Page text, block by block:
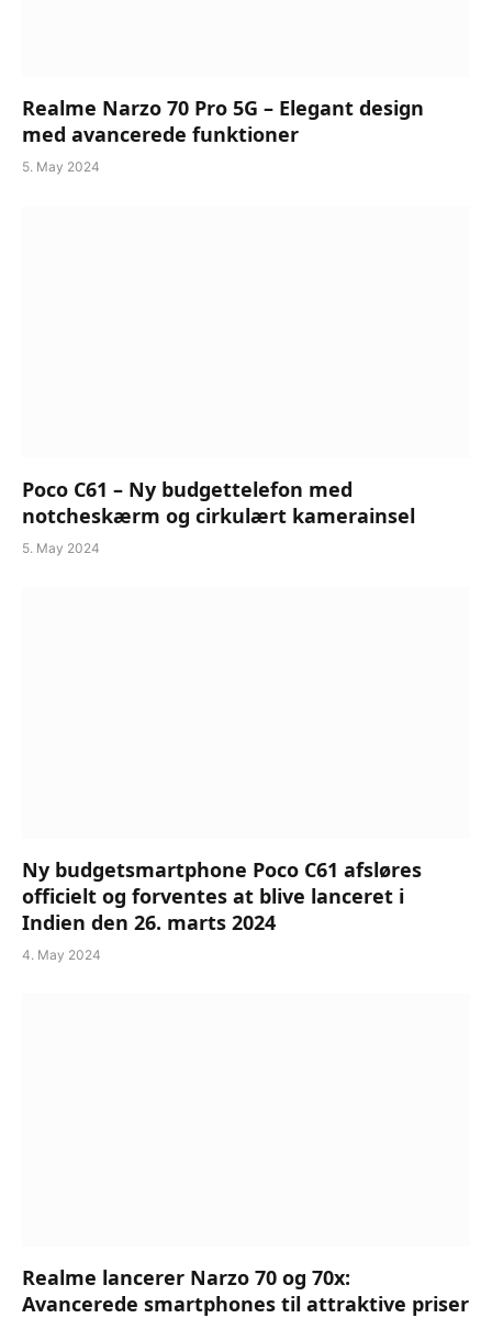
Realme Narzo 70 Pro 5G – Elegant design
med avancerede funktioner
5. May 2024
Poco C61 – Ny budgettelefon med
notcheskærm og cirkulært kamerainsel
5. May 2024
Ny budgetsmartphone Poco C61 afsløres
officielt og forventes at blive lanceret i
Indien den 26. marts 2024
4. May 2024
Realme lancerer Narzo 70 og 70x:
Avancerede smartphones til attraktive priser